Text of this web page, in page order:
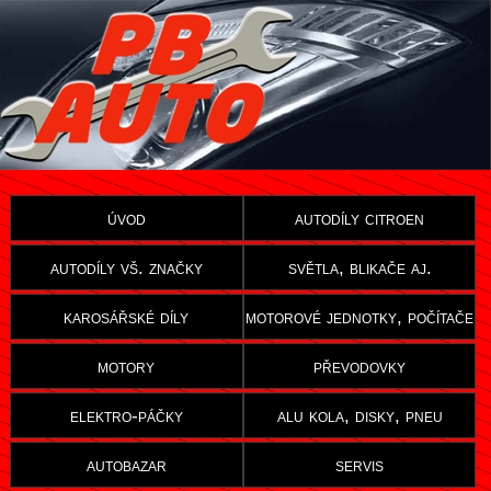
úvod autodíly citroen
autodíly vš. značky světla, blikače aj.
karosářské díly motorové jednotky, počítače
motory převodovky
elektro-páčky alu kola, disky, pneu
autobazar servis